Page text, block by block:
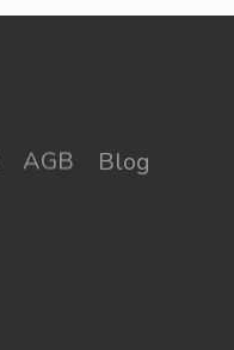
AGB
Blog